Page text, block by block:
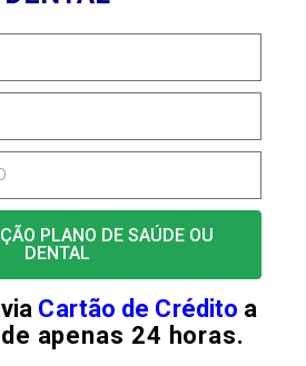
PLANO DE SAÚDE OU
DENTAL
Cartão de Crédito a
apenas 24 horas.